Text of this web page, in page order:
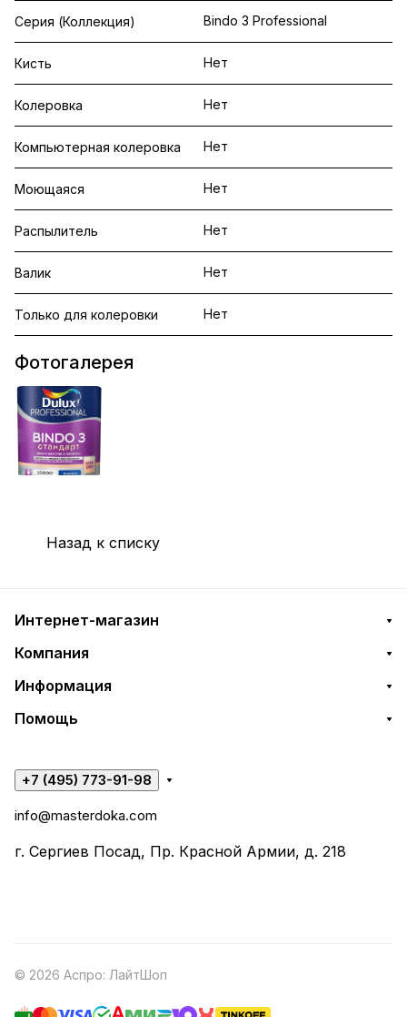
Серия (Коллекция) Bindo 3 Professional
Кисть Нет
Колеровка Нет
Компьютерная колеровка Нет
Моющаяся Нет
Распылитель Нет
Валик Нет
Только для колеровки Нет
Фотогалерея
Назад к списку
Интернет-магазин
Компания
Информация
Помощь
+7 (495) 773-91-98
info@masterdoka.com
г. Сергиев Посад, Пр. Красной Армии, д. 218
© 2026 Аспро: ЛайтШоп